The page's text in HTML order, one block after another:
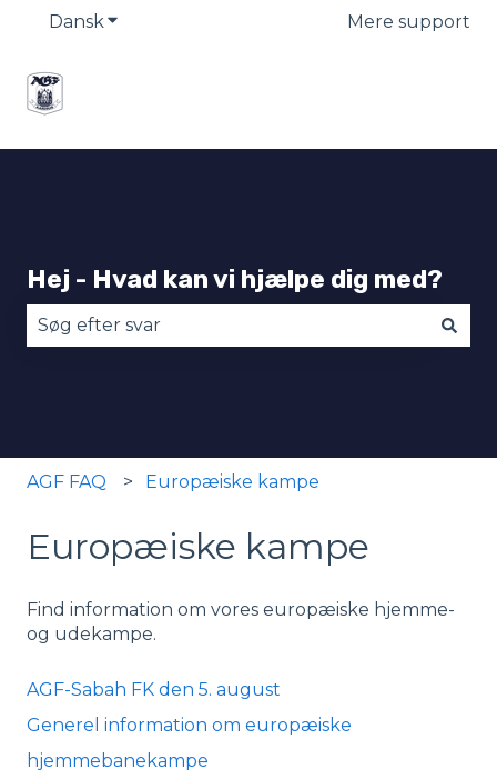
DanskVis undermenu for oversættelserMere support
Hej - Hvad kan vi hjælpe dig med?
AGF FAQ Europæiske kampe
Europæiske kampe
Find information om vores europæiske hjemme-
og udekampe.
AGF-Sabah FK den 5. august
Generel information om europæiske
hjemmebanekampe